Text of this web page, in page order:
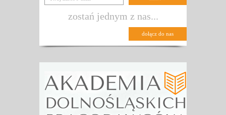
zostań jednym z nas...